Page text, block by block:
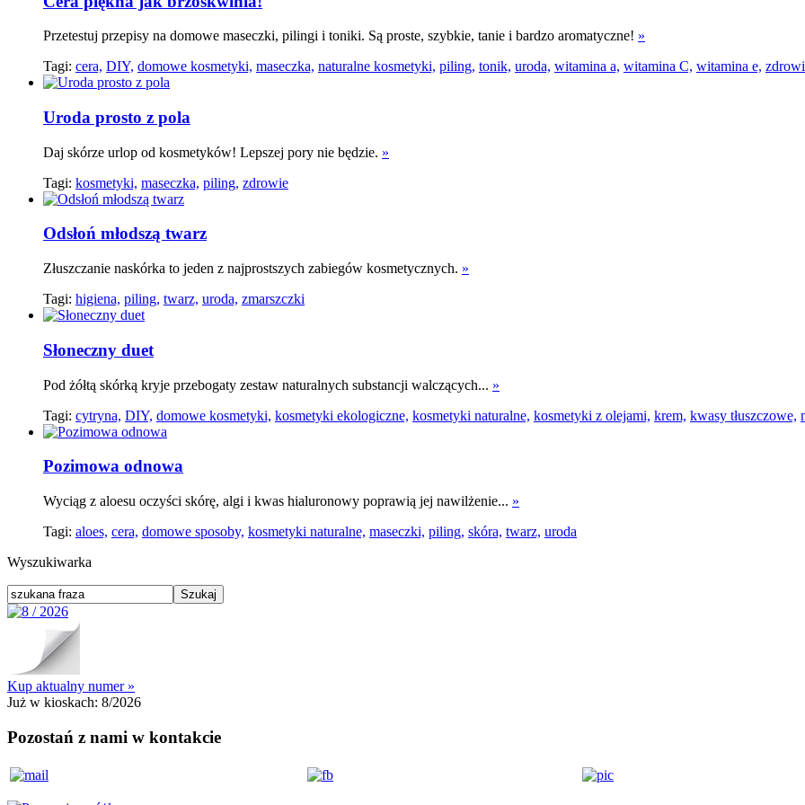
Przetestuj przepisy na domowe maseczki, pilingi i toniki. Są proste, szybkie, tanie i bardzo aromatyczne! »
Tagi: cera, DIY, domowe kosmetyki, maseczka, naturalne kosmetyki, piling, tonik, uroda, witamina a, witamina C, witamina e,
Uroda prosto z pola
Daj skórze urlop od kosmetyków! Lepszej pory nie będzie. »
Tagi: kosmetyki, maseczka, piling, zdrowie
Odsłoń młodszą twarz
Złuszczanie naskórka to jeden z najprostszych zabiegów kosmetycznych. »
Tagi: higiena, piling, twarz, uroda, zmarszczki
Słoneczny duet
Pod żółtą skórką kryje przebogaty zestaw naturalnych substancji walczących... »
Tagi: cytryna, DIY, domowe kosmetyki, kosmetyki ekologiczne, kosmetyki naturalne, kosmetyki z olejami, krem, kwasy tłuszczowe,
Pozimowa odnowa
Wyciąg z aloesu oczyści skórę, algi i kwas hialuronowy poprawią jej nawilżenie... »
Tagi: aloes, cera, domowe sposoby, kosmetyki naturalne, maseczki, piling, skóra, twarz, uroda
Wyszukiwarka
Kup aktualny numer »
Już w kioskach: 8/2026
Pozostań z nami w kontakcie